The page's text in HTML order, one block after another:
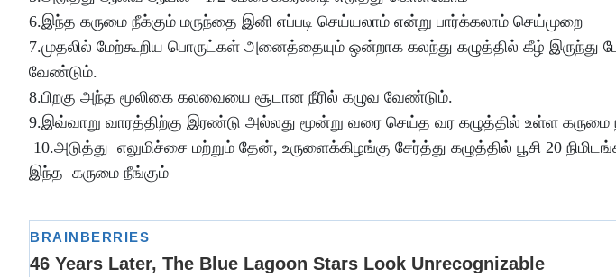
6.இந்த கருமை நீக்கும் மருந்தை இனி எப்படி செய்யலாம் என்று பார்க்கலாம் செய்முறை
7.முதலில் மேற்கூறிய பொருட்கள் அனைத்தையும் ஒன்றாக கலந்து கழுத்தில் கீழ் இருந்து
வேண்டும்.
8.பிறகு அந்த மூலிகை கலவையை சூடான நீரில் கழுவ வேண்டும்.
9.இவ்வாறு வாரத்திற்கு இரண்டு அல்லது மூன்று வரை செய்த வர கழுத்தில் உள்ள கருமை
10.அடுத்து எலுமிச்சை மற்றும் தேன், உருளைக்கிழங்கு சேர்த்து கழுத்தில் பூசி 20
இந்த கருமை நீங்கும்